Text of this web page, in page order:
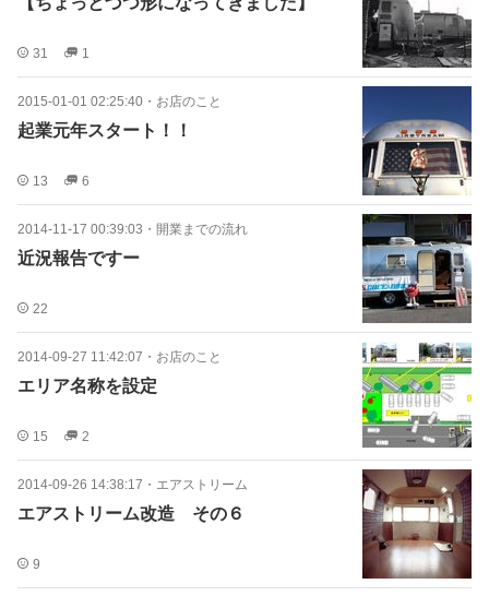
31 1
2015-01-01 02:25:40 ・ お店のこと
起業元年スタート！！
13 6
2014-11-17 00:39:03 ・ 開業までの流れ
近況報告ですー
22
2014-09-27 11:42:07 ・ お店のこと
エリア名称を設定
15 2
2014-09-26 14:38:17 ・ エアストリーム
エアストリーム改造 その６
9